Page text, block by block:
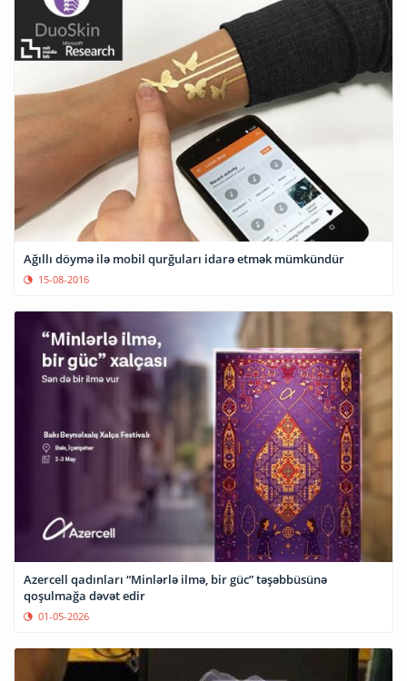
Ağıllı döymə ilə mobil qurğuları idarə etmək mümkündür
15-08-2016
Azercell qadınları “Minlərlə ilmə, bir güc” təşəbbüsünə
qoşulmağa dəvət edir
01-05-2026